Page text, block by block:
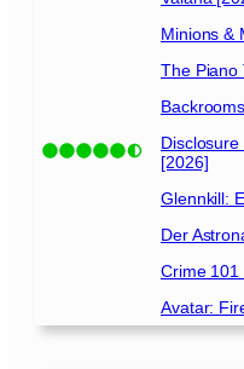
Minions &
The Piano
[2026]
Glennkill:
Der
Crime 101
Avatar: